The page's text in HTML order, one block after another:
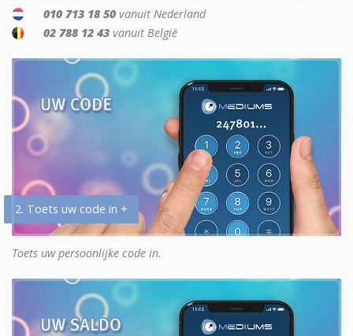
010 713 18 50 vanuit Nederland
02 788 12 43 vanuit België
2. Toets uw code in +
Toets uw persoonlijke code in.